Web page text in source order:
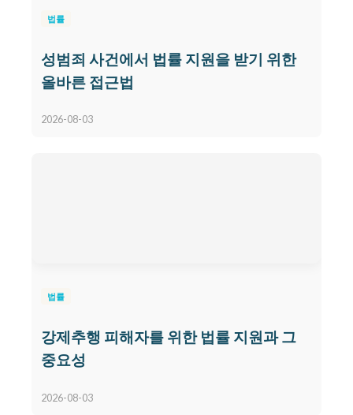
법률
성범죄 사건에서 법률 지원을 받기 위한
올바른 접근법
2026-08-03
법률
강제추행 피해자를 위한 법률 지원과 그
중요성
2026-08-03